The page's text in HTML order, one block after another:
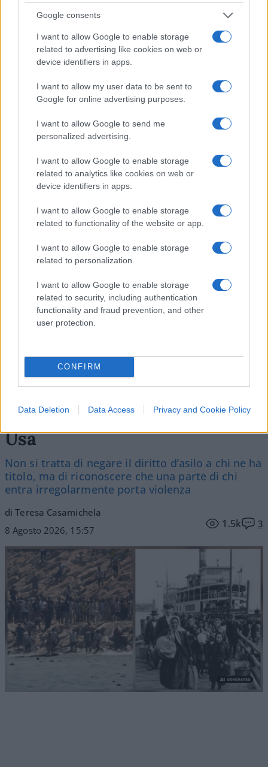
Google consents
I want to allow Google to enable storage
related to advertising like cookies on web or
device identifiers in apps.
I want to allow my user data to be sent to
Google for online advertising purposes.
I want to allow Google to send me
personalized advertising.
I want to allow Google to enable storage
related to analytics like cookies on web or
device identifiers in apps.
I want to allow Google to enable storage
related to functionality of the website or app.
I want to allow Google to enable storage
related to personalization.
I want to allow Google to enable storage
related to security, including authentication
functionality and fraud prevention, and other
user protection.
CONFIRM
Data Deletion Data Access Privacy and Cookie Policy
posseduta. È tutta sbagliata, la regina di coattonia
– attacca – è di una banalità unica. La sua
volgarità non è neanche interessante,è la Wanna
Marchi della politica. Un’imbonitrice che
strabuzza gli occhi e grida non si sa perché né a
chi “è finita la pacchia””.
#GIORGIA MELONI #OLIVIERO TOSCANI
56
SEDUTE SATIRICHE
Vignetta del 07/08/2026
Vai all'archivio delle vignette
l’emigrazione italiana negli
Usa
Non si tratta di negare il diritto d’asilo a chi ne ha
titolo, ma di riconoscere che una parte di chi
entra irregolarmente porta violenza
di Teresa Casamichela
8 Agosto 2026, 15:57
1.5k 3